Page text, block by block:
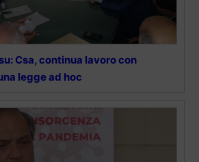
Csa, continua lavoro con
legge ad hoc